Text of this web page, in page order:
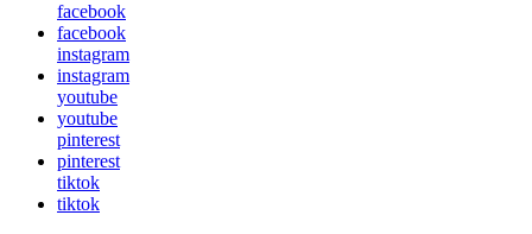
facebook
facebook
instagram
instagram
youtube
youtube
pinterest
pinterest
tiktok
tiktok